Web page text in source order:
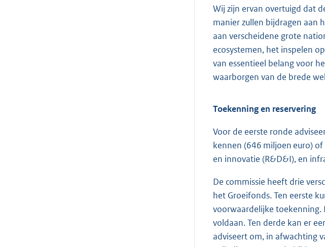
Wij zijn ervan overtuigd dat
manier zullen bijdragen aan
aan verscheidene grote
ecosystemen, het inspelen
van essentieel belang voor
waarborgen van de brede
Toekenning en reservering
Voor de eerste ronde
kennen (646 miljoen euro)
en innovatie (R&D&I), en
De commissie heeft drie
het Groeifonds. Ten eerste
voorwaardelijke toekenning.
voldaan. Ten derde kan er
adviseert om, in afwachting